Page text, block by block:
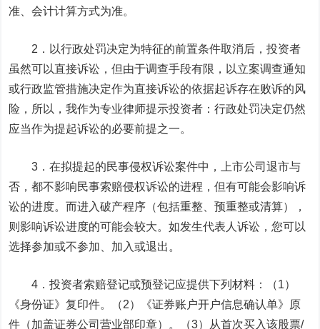
准、会计计算方式为准。
2．以行政处罚决定为特征的前置条件取消后，投资者
虽然可以直接诉讼，但由于调查手段有限，以立案调查通知
或行政监管措施决定作为直接诉讼的依据起诉存在败诉的风
险，所以，我作为专业律师提示投资者：行政处罚决定仍然
应当作为提起诉讼的必要前提之一。
3．在拟提起的民事侵权诉讼案件中，上市公司退市与
否，都不影响民事索赔侵权诉讼的进程，但有可能会影响诉
讼的进度。而进入破产程序（包括重整、预重整或清算），
则影响诉讼进度的可能会较大。如发生代表人诉讼，您可以
选择参加或不参加、加入或退出。
4．投资者索赔登记或预登记应提供下列材料：（1）
《身份证》复印件。（2）《证券账户开户信息确认单》原
件（加盖证券公司营业部印章）。（3）从首次买入该股票/